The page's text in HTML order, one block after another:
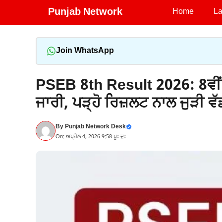
Punjab Network Home
Join WhatsApp
PSEB 8th Result 2026:
ਜਾਰੀ, ਪੜ੍ਹੋ ਰਿਜ਼ਲਟ ਨਾਲ ਜੁੜੀ
ByPunjab Network Desk
On: ਅਪ੍ਰੈਲ 4, 2026 9:58 ਪੂਃ ਦੁਃ